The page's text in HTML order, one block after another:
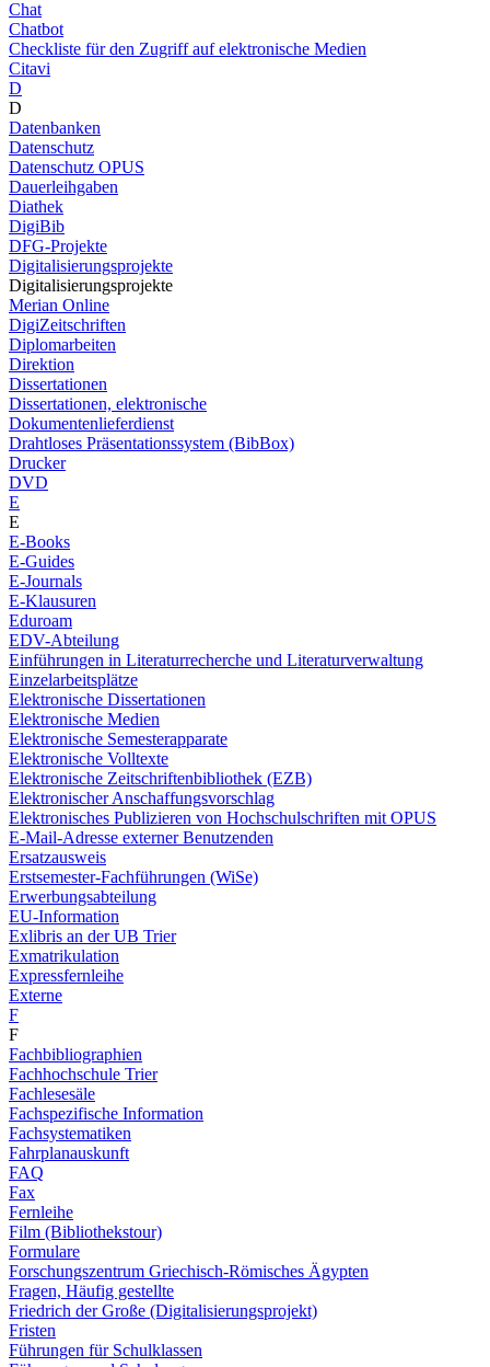
Chat
Chatbot
Checkliste für den Zugriff auf elektronische Medien
Citavi
D
D
Datenbanken
Datenschutz
Datenschutz OPUS
Dauerleihgaben
Diathek
DigiBib
DFG-Projekte
Digitalisierungsprojekte
Digitalisierungsprojekte
Merian Online
DigiZeitschriften
Diplomarbeiten
Direktion
Dissertationen
Dissertationen, elektronische
Dokumentenlieferdienst
Drahtloses Präsentationssystem (BibBox)
Drucker
DVD
E
E
E-Books
E-Guides
E-Journals
E-Klausuren
Eduroam
EDV-Abteilung
Einführungen in Literaturrecherche und Literaturverwaltung
Einzelarbeitsplätze
Elektronische Dissertationen
Elektronische Medien
Elektronische Semesterapparate
Elektronische Volltexte
Elektronische Zeitschriftenbibliothek (EZB)
Elektronischer Anschaffungsvorschlag
Elektronisches Publizieren von Hochschulschriften mit OPUS
E-Mail-Adresse externer Benutzenden
Ersatzausweis
Erstsemester-Fachführungen (WiSe)
Erwerbungsabteilung
EU-Information
Exlibris an der UB Trier
Exmatrikulation
Expressfernleihe
Externe
F
F
Fachbibliographien
Fachhochschule Trier
Fachlesesäle
Fachspezifische Information
Fachsystematiken
Fahrplanauskunft
FAQ
Fax
Fernleihe
Film (Bibliothekstour)
Formulare
Forschungszentrum Griechisch-Römisches Ägypten
Fragen, Häufig gestellte
Friedrich der Große (Digitalisierungsprojekt)
Fristen
Führungen für Schulklassen